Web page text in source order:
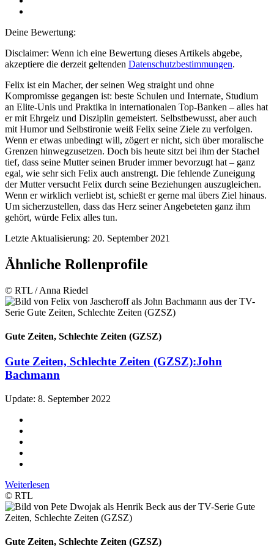
Deine Bewertung:
Disclaimer: Wenn ich eine Bewertung dieses Artikels abgebe,
akzeptiere die derzeit geltenden Datenschutzbestimmungen.
Felix ist ein Macher, der seinen Weg straight und ohne
Kompromisse gegangen ist: beste Schulen und Internate, Studium
an Elite-Unis und Praktika in internationalen Top-Banken – alles hat
er mit Ehrgeiz und Disziplin gemeistert. Selbstbewusst, aber auch
mit Humor und Selbstironie weiß Felix seine Ziele zu verfolgen.
Wenn er etwas unbedingt will, zögert er nicht, sich über moralische
Grenzen hinwegzusetzen. Doch bis heute sitzt bei ihm der Stachel
tief, dass seine Mutter seinen Bruder immer bevorzugt hat – ganz
egal, wie sehr sich Felix auch anstrengt. Die fehlende Zuneigung
der Mutter versucht Felix durch seine Beziehungen auszugleichen.
Wenn er wirklich verliebt ist, schießt er gerne mal übers Ziel hinaus.
Um sicherzustellen, dass das Herz seiner Angebeteten ganz ihm
gehört, würde Felix alles tun.
Letzte Aktualisierung: 20. September 2021
Ähnliche Rollenprofile
© RTL / Anna Riedel
Gute Zeiten, Schlechte Zeiten (GZSZ)
Gute Zeiten, Schlechte Zeiten (GZSZ):John
Bachmann
Update: 8. September 2022
Weiterlesen
© RTL
Gute Zeiten, Schlechte Zeiten (GZSZ)